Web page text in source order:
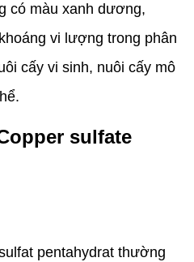
có màu xanh dương,
vi lượng trong phân
cấy vi sinh, nuôi cấy mô
sulfate
pentahydrat thường